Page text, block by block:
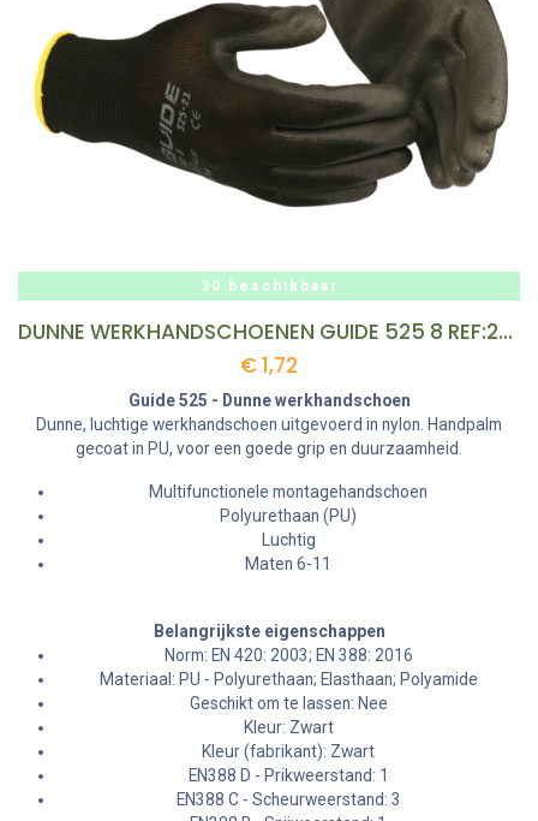
30 beschikbaar
DUNNE WERKHANDSCHOENEN GUIDE 525 8 REF:223530866 GUIDE
€1,72
Guide 525 - Dunne werkhandschoen
Dunne, luchtige werkhandschoen uitgevoerd in nylon. Handpalm
gecoat in PU, voor een goede grip en duurzaamheid.
Multifunctionele montagehandschoen
Polyurethaan (PU)
Luchtig
Maten 6-11
Belangrijkste eigenschappen
Norm: EN 420: 2003; EN 388: 2016
Materiaal: PU - Polyurethaan; Elasthaan; Polyamide
Geschikt om te lassen: Nee
Kleur: Zwart
Kleur (fabrikant): Zwart
EN388 D - Prikweerstand: 1
EN388 C - Scheurweerstand: 3